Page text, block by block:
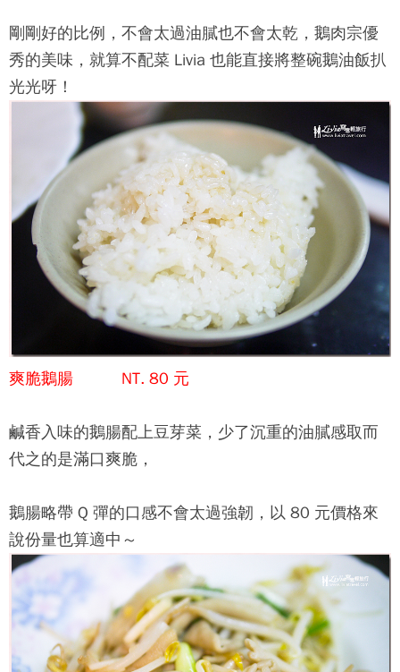
剛剛好的比例，不會太過油膩也不會太乾， 鵝肉宗優
秀的美味，就算不配菜 Livia 也能直接將整碗鵝油飯扒
光光呀！
爽脆鵝腸 NT. 80 元
鹹香入味的鵝腸配上豆芽菜，少了沉重的油膩感取而
代之的是滿口爽脆，
鵝腸略帶 Q 彈的口感不會太過強韌，以 80 元價格來
說份量也算適中～